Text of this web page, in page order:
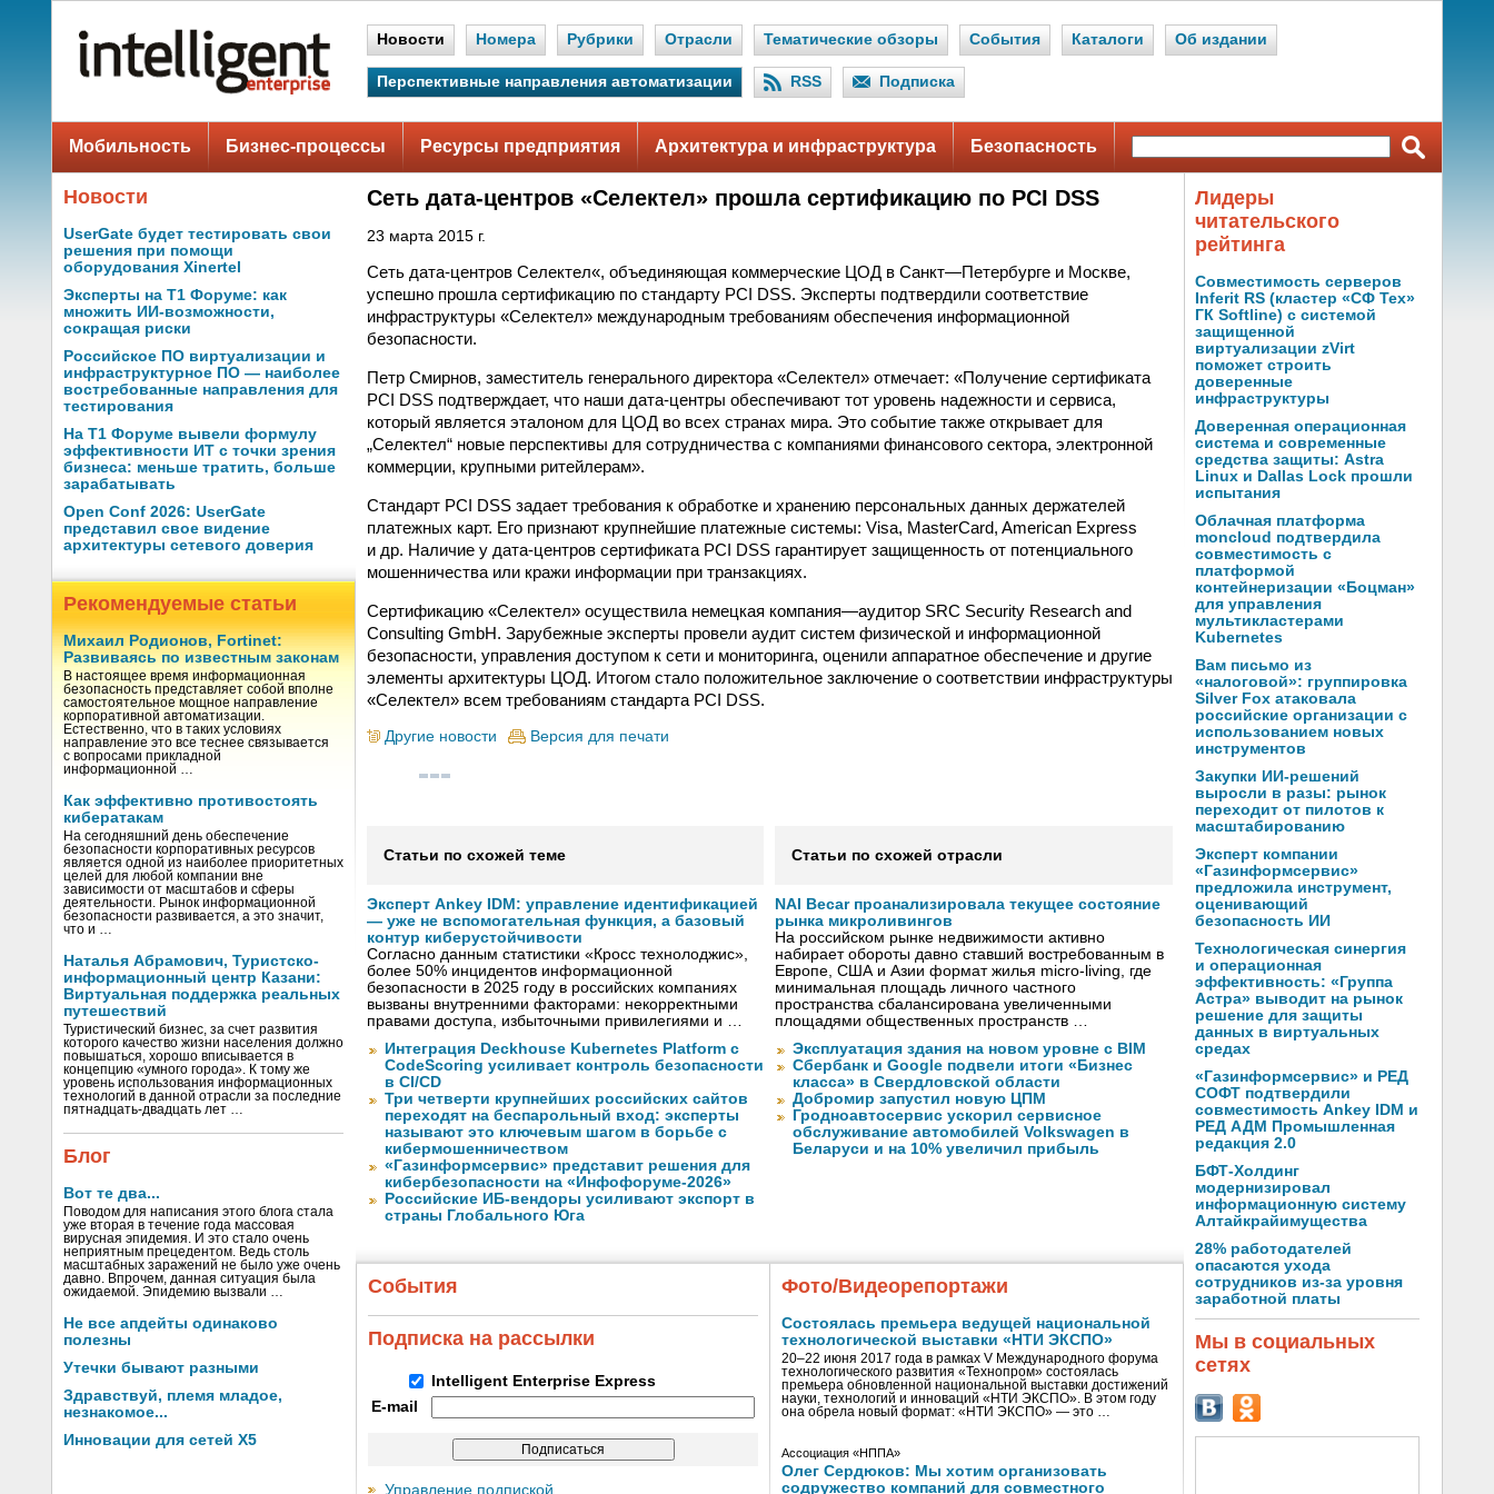
Новости Номера Рубрики Отрасли Тематические обзоры События Каталоги Об издании
Перспективные направления автоматизации RSS Подписка
Мобильность Бизнес-процессы Ресурсы предприятия Архитектура и инфраструктура Безопасность
Новости
UserGate будет тестировать свои
решения при помощи
оборудования Xinertel
Эксперты на Т1 Форуме: как
множить ИИ-возможности,
сокращая риски
Российское ПО виртуализации и
инфраструктурное ПО — наиболее
востребованные направления для
тестирования
На Т1 Форуме вывели формулу
эффективности ИТ с точки зрения
бизнеса: меньше тратить, больше
зарабатывать
Open Conf 2026: UserGate
представил свое видение
архитектуры сетевого доверия
Рекомендуемые статьи
Михаил Родионов, Fortinet:
Развиваясь по известным законам
В настоящее время информационная
безопасность представляет собой вполне
самостоятельное мощное направление
корпоративной автоматизации.
Естественно, что в таких условиях
направление это все теснее связывается
с вопросами прикладной
информационной …
Как эффективно противостоять
кибератакам
На сегодняшний день обеспечение
безопасности корпоративных ресурсов
является одной из наиболее приоритетных
целей для любой компании вне
зависимости от масштабов и сферы
деятельности. Рынок информационной
безопасности развивается, а это значит,
что и …
Наталья Абрамович, Туристско-
информационный центр Казани:
Виртуальная поддержка реальных
путешествий
Туристический бизнес, за счет развития
которого качество жизни населения должно
повышаться, хорошо вписывается в
концепцию «умного города». К тому же
уровень использования информационных
технологий в данной отрасли за последние
пятнадцать-двадцать лет …
Блог
Вот те два...
Поводом для написания этого блога стала
уже вторая в течение года массовая
вирусная эпидемия. И это стало очень
неприятным прецедентом. Ведь столь
масштабных заражений не было уже очень
давно. Впрочем, данная ситуация была
ожидаемой. Эпидемию вызвали …
Не все апдейты одинаково
полезны
Утечки бывают разными
Здравствуй, племя младое,
незнакомое...
Инновации для сетей X5
Сеть дата-центров «Селектел» прошла сертификацию по PCI DSS
23 марта 2015 г.
Сеть дата-центров Селектел«, объединяющая коммерческие ЦОД в Санкт—Петербурге и Москве,
успешно прошла сертификацию по стандарту PCI DSS. Эксперты подтвердили соответствие
инфраструктуры «Селектел» международным требованиям обеспечения информационной
безопасности.
Петр Смирнов, заместитель генерального директора «Селектел» отмечает: «Получение сертификата
PCI DSS подтверждает, что наши дата-центры обеспечивают тот уровень надежности и сервиса,
который является эталоном для ЦОД во всех странах мира. Это событие также открывает для
„Селектел“ новые перспективы для сотрудничества с компаниями финансового сектора, электронной
коммерции, крупными ритейлерам».
Стандарт PCI DSS задает требования к обработке и хранению персональных данных держателей
платежных карт. Его признают крупнейшие платежные системы: Visa, MasterCard, American Express
и др. Наличие у дата-центров сертификата PCI DSS гарантирует защищенность от потенциального
мошенничества или кражи информации при транзакциях.
Сертификацию «Селектел» осуществила немецкая компания—аудитор SRC Security Research and
Consulting GmbH. Зарубежные эксперты провели аудит систем физической и информационной
безопасности, управления доступом к сети и мониторинга, оценили аппаратное обеспечение и другие
элементы архитектуры ЦОД. Итогом стало положительное заключение о соответствии инфраструктуры
«Селектел» всем требованиям стандарта PCI DSS.
Другие новости Версия для печати
Статьи по схожей теме
Эксперт Ankey IDM: управление идентификацией
— уже не вспомогательная функция, а базовый
контур киберустойчивости
Согласно данным статистики «Кросс технолоджис»,
более 50% инцидентов информационной
безопасности в 2025 году в российских компаниях
вызваны внутренними факторами: некорректными
правами доступа, избыточными привилегиями и …
Интеграция Deckhouse Kubernetes Platform с
CodeScoring усиливает контроль безопасности
в CI/CD
Три четверти крупнейших российских сайтов
переходят на беспарольный вход: эксперты
называют это ключевым шагом в борьбе с
кибермошенничеством
«Газинформсервис» представит решения для
кибербезопасности на «Инфофоруме-2026»
Российские ИБ-вендоры усиливают экспорт в
страны Глобального Юга
Статьи по схожей отрасли
NAI Becar проанализировала текущее состояние
рынка микроливингов
На российском рынке недвижимости активно
набирает обороты давно ставший востребованным в
Европе, США и Азии формат жилья micro-living, где
минимальная площадь личного частного
пространства сбалансирована увеличенными
площадями общественных пространств …
Эксплуатация здания на новом уровне с BIM
Сбербанк и Google подвели итоги «Бизнес
класса» в Свердловской области
Добромир запустил новую ЦПМ
Гродноавтосервис ускорил сервисное
обслуживание автомобилей Volkswagen в
Беларуси и на 10% увеличил прибыль
События
Подписка на рассылки
Intelligent Enterprise Express
E-mail
Управление подпиской
Фото/Видеорепортажи
Состоялась премьера ведущей национальной
технологической выставки «НТИ ЭКСПО»
20–22 июня 2017 года в рамках V Международного форума
технологического развития «Технопром» состоялась
премьера обновленной национальной выставки достижений
науки, технологий и инноваций «НТИ ЭКСПО». В этом году
она обрела новый формат: «НТИ ЭКСПО» — это …
Ассоциация «НППА»
Олег Сердюков: Мы хотим организовать
содружество компаний для совместного
Лидеры
читательского
рейтинга
Совместимость серверов
Inferit RS (кластер «СФ Тех»
ГК Softline) с системой
защищенной
виртуализации zVirt
поможет строить
доверенные
инфраструктуры
Доверенная операционная
система и современные
средства защиты: Astra
Linux и Dallas Lock прошли
испытания
Облачная платформа
moncloud подтвердила
совместимость с
платформой
контейнеризации «Боцман»
для управления
мультикластерами
Kubernetes
Вам письмо из
«налоговой»: группировка
Silver Fox атаковала
российские организации с
использованием новых
инструментов
Закупки ИИ-решений
выросли в разы: рынок
переходит от пилотов к
масштабированию
Эксперт компании
«Газинформсервис»
предложила инструмент,
оценивающий
безопасность ИИ
Технологическая синергия
и операционная
эффективность: «Группа
Астра» выводит на рынок
решение для защиты
данных в виртуальных
средах
«Газинформсервис» и РЕД
СОФТ подтвердили
совместимость Ankey IDM и
РЕД АДМ Промышленная
редакция 2.0
БФТ-Холдинг
модернизировал
информационную систему
Алтайкрайимущества
28% работодателей
опасаются ухода
сотрудников из-за уровня
заработной платы
Мы в социальных
сетях